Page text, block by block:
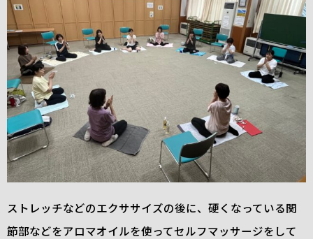
ストレッチなどのエクササイズの後に、硬くなっている関
節部などをアロマオイルを使ってセルフマッサージをして